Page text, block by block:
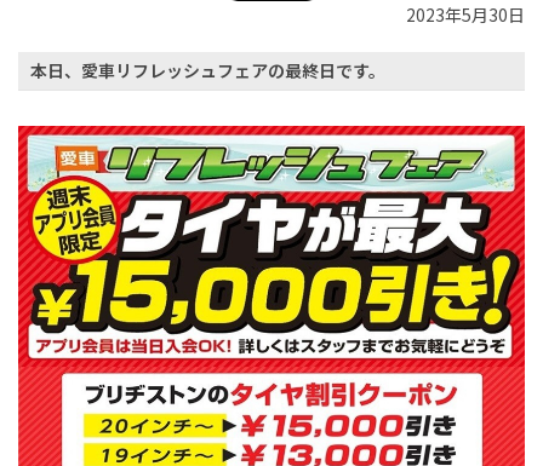
2023年5月30日
本日、愛車リフレッシュフェアの最終日です。